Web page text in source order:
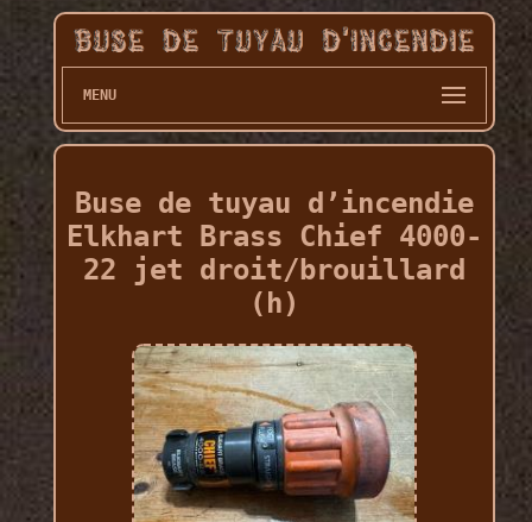
MENU
Buse de tuyau d’incendie
Elkhart Brass Chief 4000-
22 jet droit/brouillard
(h)